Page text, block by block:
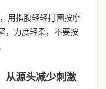
用指腹轻轻打圈按摩
，力度轻柔，不要按
从源头减少刺激